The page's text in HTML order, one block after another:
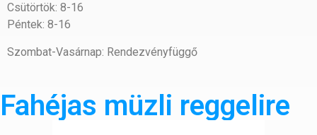
Csütörtök: 8-16
Péntek: 8-16
Szombat-Vasárnap: Rendezvényfüggő
Fahéjas müzli reggelire